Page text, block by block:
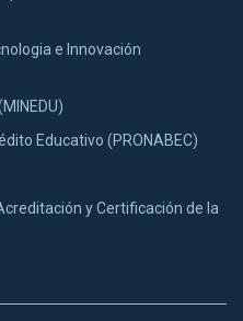
e Innovación
Educativo (PRONABEC)
y Certificación de la